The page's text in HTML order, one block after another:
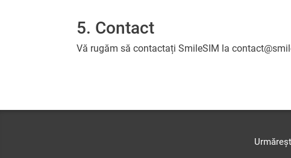
5. Contact
Vă rugăm să contactați SmileSIM la